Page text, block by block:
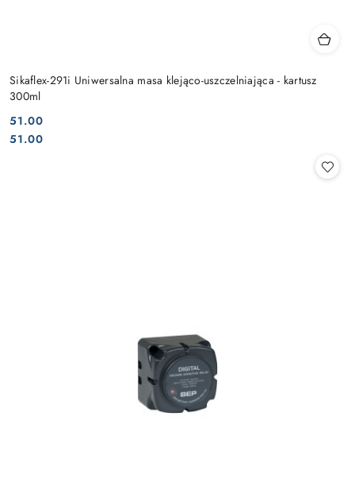
Sikaflex-291i Uniwersalna masa klejąco-uszczelniająca - kartusz
300ml
Cena:
51.00
Cena:
51.00